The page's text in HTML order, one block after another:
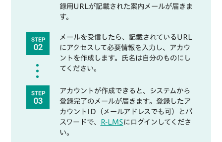
録用URLが記載された案内メールが届きま
す。
メールを受信したら、記載されているURL
にアクセスして必要情報を入力し、アカウ
ントを作成します。氏名は自分のものにし
てください。
アカウントが作成できると、システムから
登録完了のメールが届きます。登録したア
カウントID（メールアドレスでも可）とパ
スワードで、 R-LMS にログインしてくださ
い。